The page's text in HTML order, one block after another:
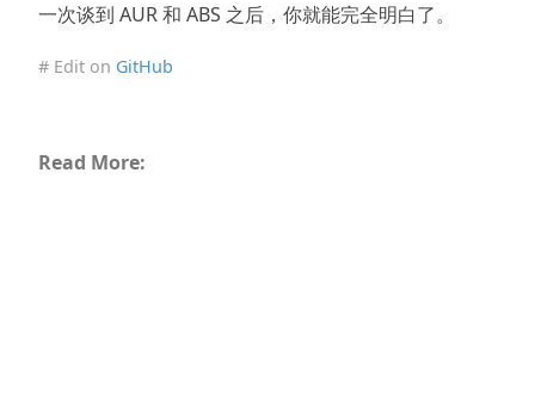
一次谈到 AUR 和 ABS 之后，你就能完全明白了。
# Edit on GitHub
Read More: